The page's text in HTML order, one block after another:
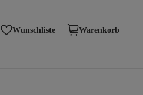
Wunschliste Warenkorb